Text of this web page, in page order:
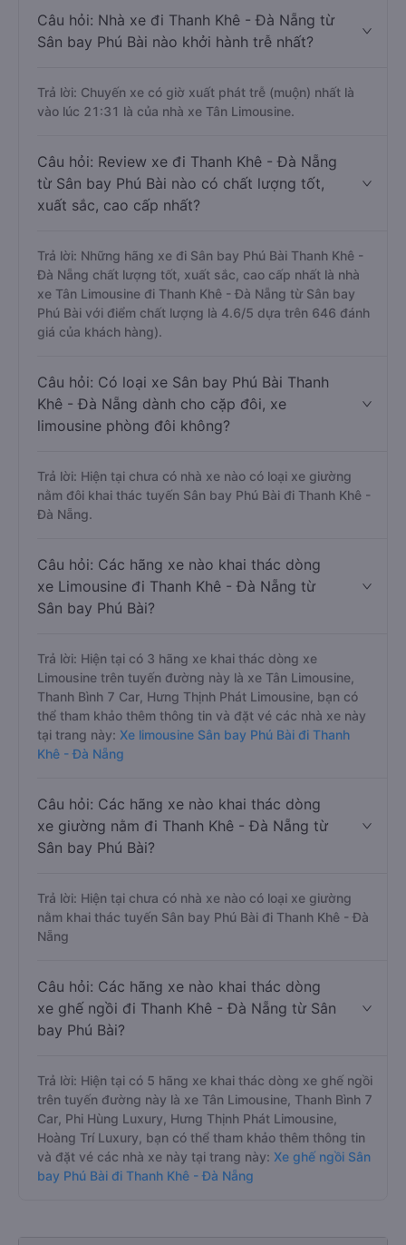
Câu hỏi: Nhà xe đi Thanh Khê - Đà Nẵng từ
Sân bay Phú Bài nào khởi hành trễ nhất?
Trả lời: Chuyến xe có giờ xuất phát trễ (muộn) nhất là
vào lúc 21:31 là của nhà xe Tân Limousine.
Câu hỏi: Review xe đi Thanh Khê - Đà Nẵng
từ Sân bay Phú Bài nào có chất lượng tốt,
xuất sắc, cao cấp nhất?
Trả lời: Những hãng xe đi Sân bay Phú Bài Thanh Khê -
Đà Nẵng chất lượng tốt, xuất sắc, cao cấp nhất là nhà
xe Tân Limousine đi Thanh Khê - Đà Nẵng từ Sân bay
Phú Bài với điểm chất lượng là 4.6/5 dựa trên 646 đánh
giá của khách hàng).
Câu hỏi: Có loại xe Sân bay Phú Bài Thanh
Khê - Đà Nẵng dành cho cặp đôi, xe
limousine phòng đôi không?
Trả lời: Hiện tại chưa có nhà xe nào có loại xe giường
nằm đôi khai thác tuyến Sân bay Phú Bài đi Thanh Khê -
Đà Nẵng.
Câu hỏi: Các hãng xe nào khai thác dòng
xe Limousine đi Thanh Khê - Đà Nẵng từ
Sân bay Phú Bài?
Trả lời: Hiện tại có 3 hãng xe khai thác dòng xe
Limousine trên tuyến đường này là xe Tân Limousine,
Thanh Bình 7 Car, Hưng Thịnh Phát Limousine, bạn có
thể tham khảo thêm thông tin và đặt vé các nhà xe này
tại trang này: Xe limousine Sân bay Phú Bài đi Thanh
Khê - Đà Nẵng
Câu hỏi: Các hãng xe nào khai thác dòng
xe giường nằm đi Thanh Khê - Đà Nẵng từ
Sân bay Phú Bài?
Trả lời: Hiện tại chưa có nhà xe nào có loại xe giường
nằm khai thác tuyến Sân bay Phú Bài đi Thanh Khê - Đà
Nẵng
Câu hỏi: Các hãng xe nào khai thác dòng
xe ghế ngồi đi Thanh Khê - Đà Nẵng từ Sân
bay Phú Bài?
Trả lời: Hiện tại có 5 hãng xe khai thác dòng xe ghế ngồi
trên tuyến đường này là xe Tân Limousine, Thanh Bình 7
Car, Phi Hùng Luxury, Hưng Thịnh Phát Limousine,
Hoàng Trí Luxury, bạn có thể tham khảo thêm thông tin
và đặt vé các nhà xe này tại trang này: Xe ghế ngồi Sân
bay Phú Bài đi Thanh Khê - Đà Nẵng